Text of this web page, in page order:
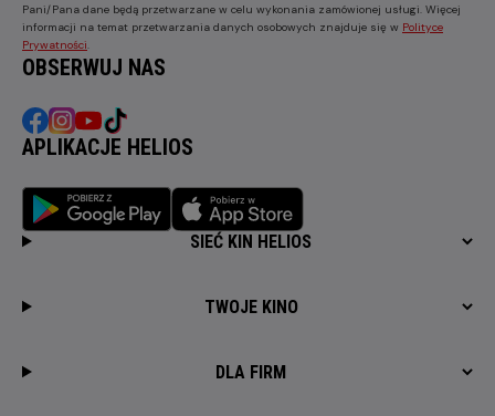
Pani/Pana dane będą przetwarzane w celu wykonania zamówionej usługi. Więcej
informacji na temat przetwarzania danych osobowych znajduje się w Polityce
Prywatności
OBSERWUJ NAS
APLIKACJE HELIOS
SIEĆ KIN HELIOS
TWOJE KINO
DLA FIRM